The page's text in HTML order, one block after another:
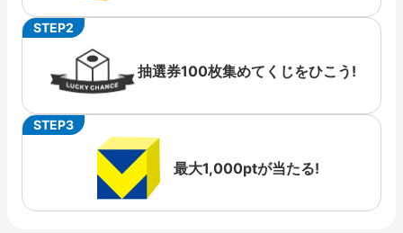
STEP2
抽選券100枚集めてくじをひこう!
STEP3
最大1,000ptが当たる!